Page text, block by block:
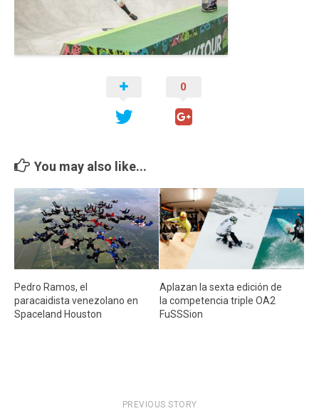
Contacto
0
You may also like...
Pedro Ramos, el
paracaidista venezolano en
Spaceland Houston
Aplazan la sexta edición de
la competencia triple OA2
FuSSSion
PREVIOUS STORY